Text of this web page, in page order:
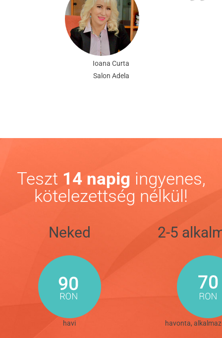
Ioana Curta
Salon Adela
Teszt 14 napig ingyenes,
kötelezettség nélkül!
Neked
havi
2-5
havonta,